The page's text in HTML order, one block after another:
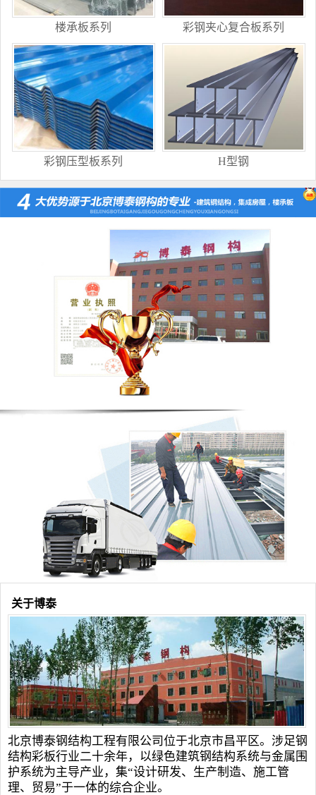
楼承板系列 彩钢夹心复合板系列
彩钢压型板系列 H型钢
关于博泰
北京博泰钢结构工程有限公司位于北京市昌平区。涉足钢
结构彩板行业二十余年，以绿色建筑钢结构系统与金属围
护系统为主导产业，集“设计研发、生产制造、施工管
理、贸易”于一体的综合企业。